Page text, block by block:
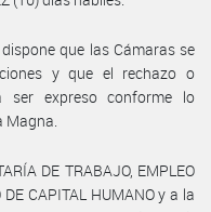
que las Cámaras se
y que el rechazo o
ser expreso conforme lo
DE TRABAJO, EMPLEO
CAPITAL HUMANO y a la